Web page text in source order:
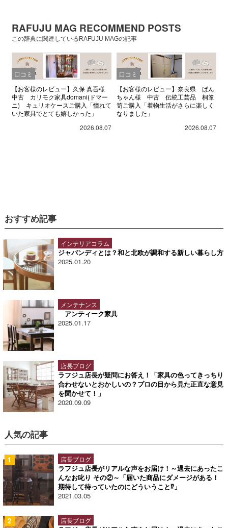
RAFUJU MAG RECOMMEND POSTS
この辞典に関連しているRAFUJU MAGの記事
口コミ
【お客様のレビュー】久保 真吾様
中古 カリモク家具domani(ドマー
ニ) キュリオケースご購入「憧れて
いた家具でとても嬉しかった」
2026.08.07
口コミ
【お客様のレビュー】奈良県 ぱん
ちゃん様 中古 伝統工芸品 桐箪
笥ご購入「着物生活がさらに楽しく
なりました」
2026.08.07
おすすめ記事
インテリアコラム
ジャパンディとは？和と北欧が調和する新しい暮らし方
2025.01.20
メンテナンス
アンティーク家具
2025.01.17
店長ブログ
ラフジュ店長が疑問にお答え！「家具の色ってきっちり
合わせないとおかしいの？プロの目から見た正直な意見
を聞かせて！」
2020.09.09
人気の記事
店長ブログ
ラフジュ店長がリアルな声をお届け！～過去にあったこ
んなお叱り その②～「届いた商品にダメージがある！
期待して待っていたのにどういうこと⁉」
2021.03.05
店長ブログ